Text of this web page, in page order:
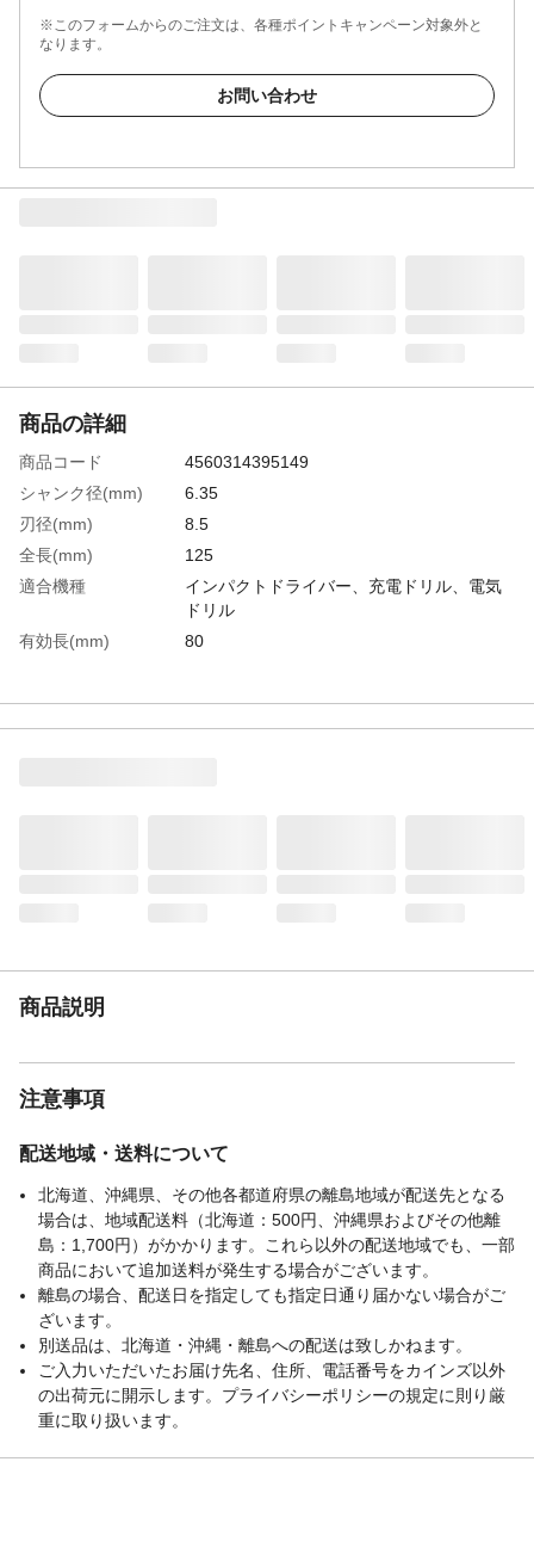
※このフォームからのご注文は、各種ポイントキャンペーン対象外と
なります。
お問い合わせ
商品の詳細
商品コード
4560314395149
シャンク径(mm)
6.35
刃径(mm)
8.5
全長(mm)
125
適合機種
インパクトドライバー、充電ドリル、電気
ドリル
有効長(mm)
80
重さ
38.000G
材質1
刃部：超硬チップ
商品説明
注意事項
配送地域・送料について
北海道、沖縄県、その他各都道府県の離島地域が配送先となる
場合は、地域配送料（北海道：500円、沖縄県およびその他離
島：1,700円）がかかります。これら以外の配送地域でも、一部
商品において追加送料が発生する場合がございます。
離島の場合、配送日を指定しても指定日通り届かない場合がご
ざいます。
別送品は、北海道・沖縄・離島への配送は致しかねます。
ご入力いただいたお届け先名、住所、電話番号をカインズ以外
の出荷元に開示します。プライバシーポリシーの規定に則り厳
重に取り扱います。